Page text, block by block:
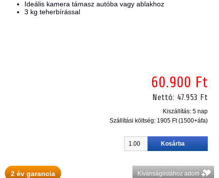
Ideális kamera támasz autóba vagy ablakhoz
3 kg teherbírással
60.900 Ft
Nettó: 47.953 Ft
Kiszállítás: 5 nap
Szállítási költség: 1905 Ft (1500+áfa)
2 év garancia Kívánságlistához adom